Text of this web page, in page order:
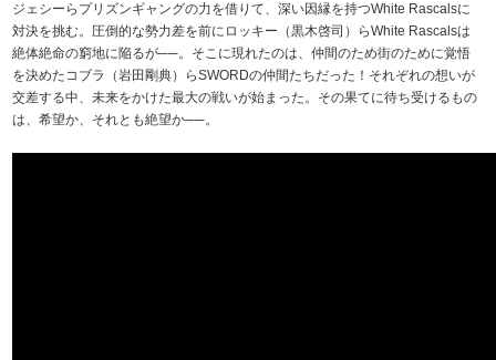
ジェシーらプリズンギャングの力を借りて、深い因縁を持つWhite Rascalsに
対決を挑む。圧倒的な勢力差を前にロッキー（黒木啓司）らWhite Rascalsは
絶体絶命の窮地に陥るが──。そこに現れたのは、仲間のため街のために覚悟
を決めたコブラ（岩田剛典）らSWORDの仲間たちだった！それぞれの想いが
交差する中、未来をかけた最大の戦いが始まった。その果てに待ち受けるもの
は、希望か、それとも絶望か──。